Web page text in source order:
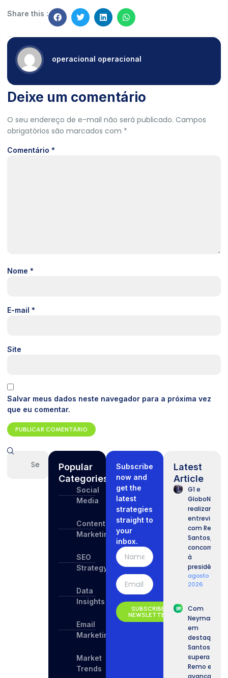
Share this :
operacional operacional
Deixe um comentário
O seu endereço de e-mail não será publicado. Campos
obrigatórios são marcados com *
Comentário *
Nome *
E-mail *
Site
Salvar meus dados neste navegador para a próxima vez
que eu comentar.
Popular
Categories
Social
Media
Content
Marketing
SEO
Strategy
Data
Insights
Email
Marketing
Market
Trends
Subscribe
now and
get the
latest
strategies
straight to
your
inbox.
SUBSCRIBE
NEWSLETTER
Latest
Article
G1 e
GloboNews
realizam
entrevista
com Renan
Santos,
concorrente
à
presidência.
agosto 7,
2026
Com
Neymar
em
destaque,
Santos
supera o
Remo e